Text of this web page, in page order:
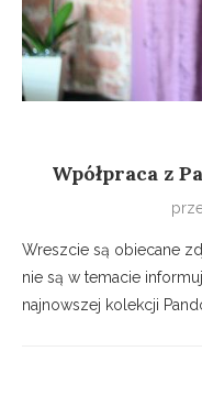
Wpółpraca z
Wreszcie są obiecane
nie są w temacie
najnowszej kolekcji